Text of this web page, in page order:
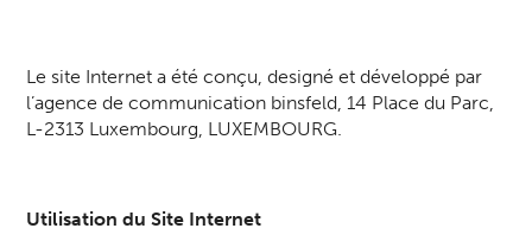
Le site Internet a été conçu, designé et développé par
l’agence de communication binsfeld, 14 Place du Parc,
L-2313 Luxembourg, LUXEMBOURG.
Utilisation du Site Internet